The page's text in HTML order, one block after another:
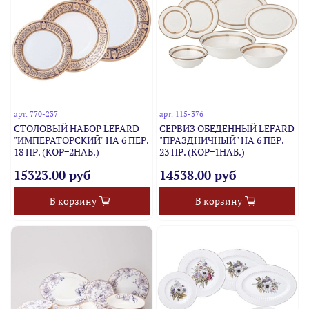
арт.770-237
СТОЛОВЫЙ НАБОР LEFARD
"ИМПЕРАТОРСКИЙ" НА 6 ПЕР.
18 ПР. (КОР=2НАБ.)
15323.00 руб
В корзину
арт. 115-376
СЕРВИЗ ОБЕДЕННЫЙ LEFARD
"ПРАЗДНИЧНЫЙ" НА 6 ПЕР.
23 ПР. (КОР=1НАБ.)
14538.00 руб
В корзину